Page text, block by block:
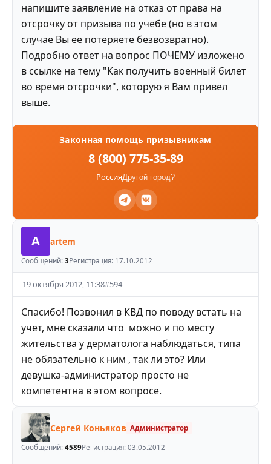
напишите заявление на отказ от права на
отсрочку от призыва по учебе (но в этом
случае Вы ее потеряете безвозвратно).
Подробно ответ на вопрос ПОЧЕМУ изложено
в ссылке на тему "Как получить военный билет
во время отсрочки", которую я Вам привел
выше.
Законная помощь призывникам
8 (800) 775-35-89
РоссияДругой город?
A artem
Сообщений: 3Регистрация: 17.10.2012
19 октября 2012, 11:38#594
Спасибо! Позвонил в КВД по поводу встать на
учет, мне сказали что можно и по месту
жительства у дерматолога наблюдаться, типа
не обязательно к ним , так ли это? Или
девушка-администратор просто не
компетентна в этом вопросе.
Сергей Коньяков Администратор
Сообщений: 4589Регистрация: 03.05.2012